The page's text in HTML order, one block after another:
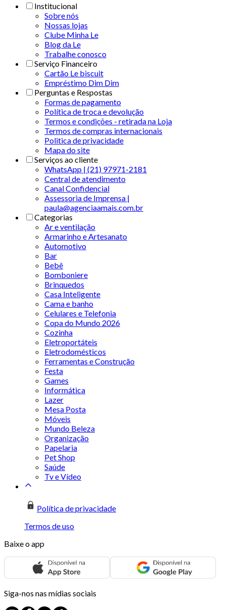
Institucional
Sobre nós
Nossas lojas
Clube Minha Le
Blog da Le
Trabalhe conosco
Serviço Financeiro
Cartão Le biscuit
Empréstimo Dim Dim
Perguntas e Respostas
Formas de pagamento
Política de troca e devolução
Termos e condições - retirada na Loja
Termos de compras internacionais
Politica de privacidade
Mapa do site
Serviços ao cliente
WhatsApp | (21) 97971-2181
Central de atendimento
Canal Confidencial
Assessoria de Imprensa |
paula@agenciaamais.com.br
Categorias
Ar e ventilação
Armarinho e Artesanato
Automotivo
Bar
Bebê
Bomboniere
Brinquedos
Casa Inteligente
Cama e banho
Celulares e Telefonia
Copa do Mundo 2026
Cozinha
Eletroportáteis
Eletrodomésticos
Ferramentas e Construção
Festa
Games
Informática
Lazer
Mesa Posta
Móveis
Mundo Beleza
Organização
Papelaria
Pet Shop
Saúde
Tv e Vídeo
Política de privacidade
Termos de uso
Baixe o app
Siga-nos nas mídias sociais